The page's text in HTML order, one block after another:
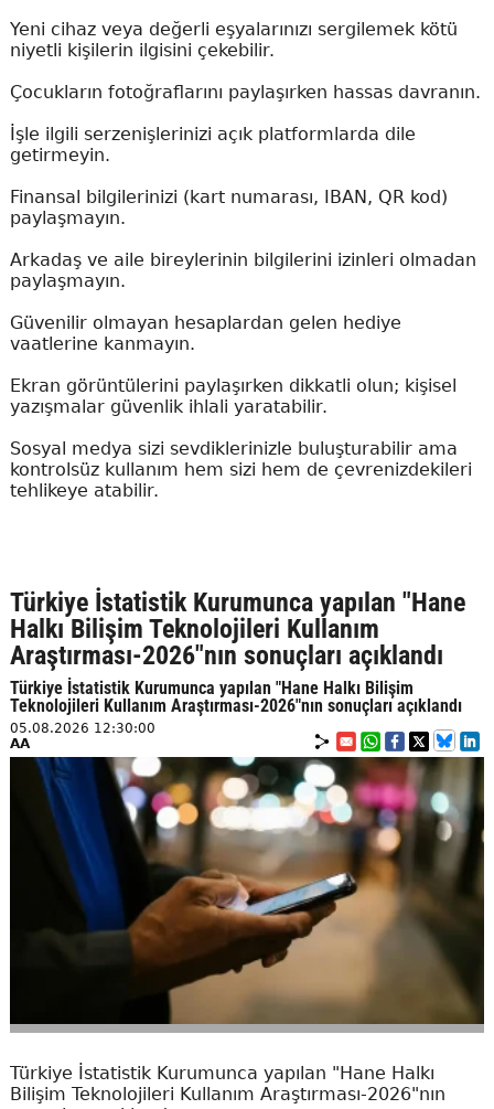
Yeni cihaz veya değerli eşyalarınızı sergilemek kötü
niyetli kişilerin ilgisini çekebilir.
Çocukların fotoğraflarını paylaşırken hassas davranın.
İşle ilgili serzenişlerinizi açık platformlarda dile
getirmeyin.
Finansal bilgilerinizi (kart numarası, IBAN, QR kod)
paylaşmayın.
Arkadaş ve aile bireylerinin bilgilerini izinleri olmadan
paylaşmayın.
Güvenilir olmayan hesaplardan gelen hediye
vaatlerine kanmayın.
Ekran görüntülerini paylaşırken dikkatli olun; kişisel
yazışmalar güvenlik ihlali yaratabilir.
Sosyal medya sizi sevdiklerinizle buluşturabilir ama
kontrolsüz kullanım hem sizi hem de çevrenizdekileri
tehlikeye atabilir.
Türkiye İstatistik Kurumunca yapılan "Hane
Halkı Bilişim Teknolojileri Kullanım
Araştırması-2026"nın sonuçları açıklandı
Türkiye İstatistik Kurumunca yapılan "Hane Halkı Bilişim
Teknolojileri Kullanım Araştırması-2026"nın sonuçları açıklandı
05.08.2026 12:30:00
AA
Türkiye İstatistik Kurumunca yapılan "Hane Halkı
Bilişim Teknolojileri Kullanım Araştırması-2026"nın